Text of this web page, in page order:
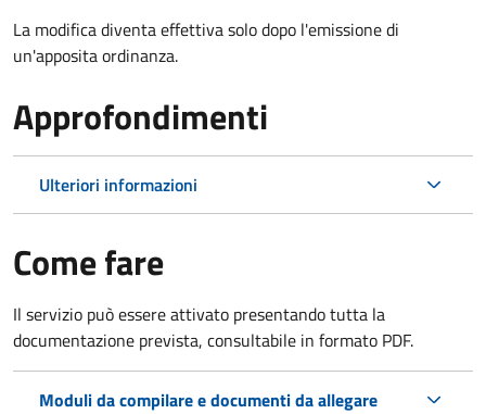
La modifica diventa effettiva solo dopo l'emissione di
un'apposita ordinanza.
Approfondimenti
Ulteriori informazioni
Come fare
Il servizio può essere attivato presentando tutta la
documentazione prevista, consultabile in formato PDF.
Moduli da compilare e documenti da allegare